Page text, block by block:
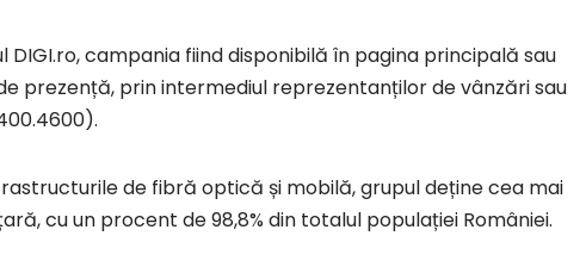
campania fiind disponibilă în pagina principală sau
prezență, prin intermediul reprezentanților de vânzări sau
de fibră optică și mobilă, grupul deține cea mai
cu un procent de 98,8% din totalul populației României.